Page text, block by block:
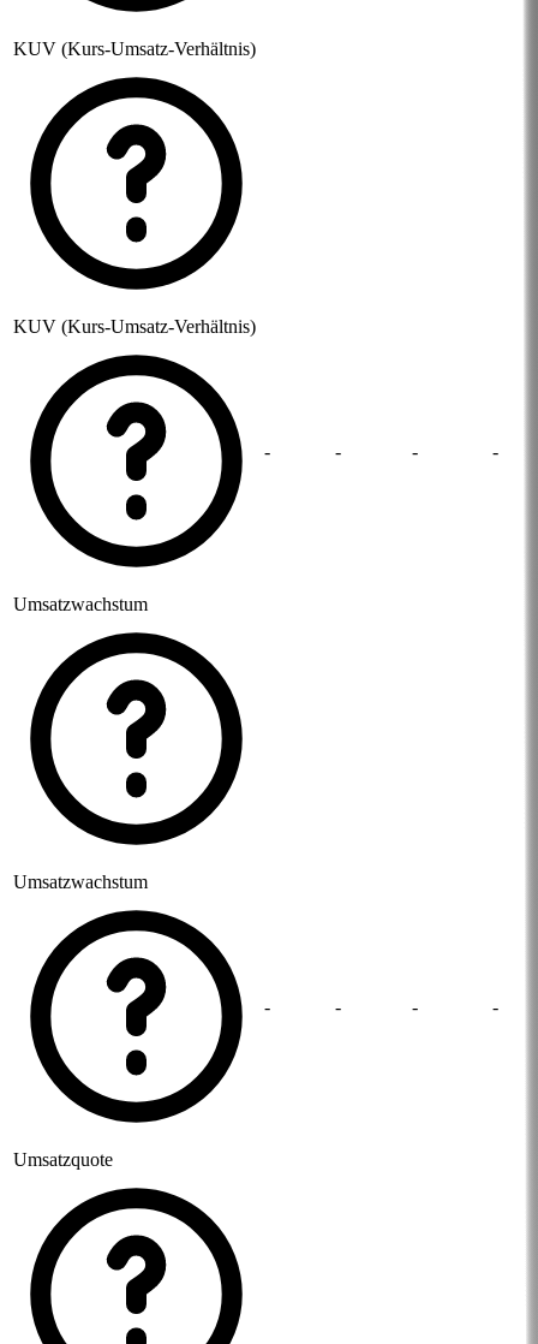
KUV (Kurs-Umsatz-Verhältnis)
KUV (Kurs-Umsatz-Verhältnis)
- - - -
Umsatzwachstum
Umsatzwachstum
- - - -
Umsatzquote